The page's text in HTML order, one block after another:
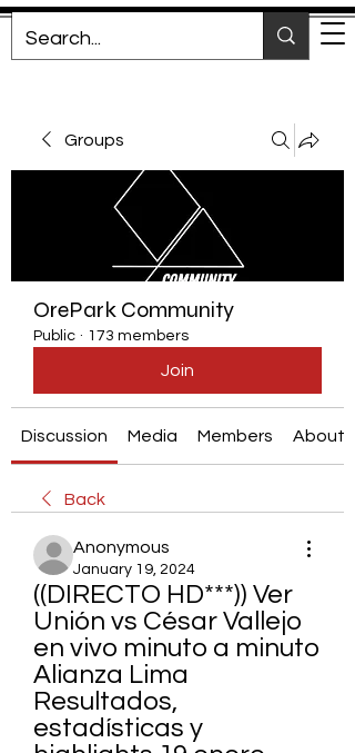
Groups
OrePark Community
Public · 173 members
Join
Discussion Media Members About
Back
Anonymous
January 19, 2024
((DIRECTO HD***)) Ver
Unión vs César Vallejo
en vivo minuto a minuto
Alianza Lima
Resultados,
estadísticas y